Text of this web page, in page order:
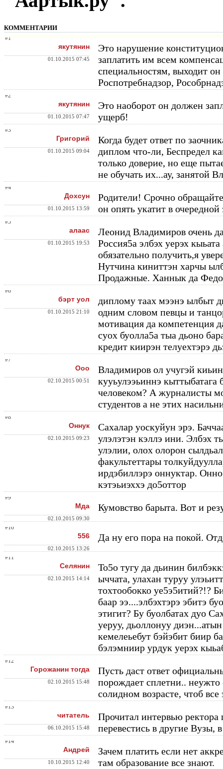
КОММЕНТАРИИ
#1
якутянин
01.10.2015 07:45
Это нарушение
заплатить им всем
специальностям, выходит
Роспотребнадзор,
#2
якутянин
01.10.2015 07:47
Это наоборот он должен
ущерб!
#3
Григорий
01.10.2015 09:04
Когда будет ответ по
диплом что-ли, Беспредел
только доверие, но еще
не обучать их...ау, занятой
#4
Дохсун
01.10.2015 13:59
Родители! Срочно
он опять укатит в очередной
#5
алаас
01.10.2015 19:53
Леонид Владимиров очень
Россия5а элбэх уерэх
обязательно получить,я
Нутчина киниттэн харчы
Продажные. Ханнык да
#6
бэрт уол
01.10.2015 21:10
диплому таах мээнэ ылбыт
одним словом певцы и
мотивация да компетенция
суох буолла5а тыа дьоно
кредит киирэн телуехтэрэ
#7
Ооо
02.10.2015 00:51
Владимиров ол учугэй
кууьулээьиннэ
человеком? А журналисты
студентов а не этих
#8
Оннук
02.10.2015 09:23
Сахалар уоскуйун эрэ.
улэлэтэн кэллэ ини. Элбэх
улэлии, олох олорон
факультеттары
ирдэбиллэрэ оннуктар.
кэтэьиэххэ до5оттор
#9
Мда
02.10.2015 09:30
Кумовство барыта. Вот и
#10
556
02.10.2015 13:26
Да ну его пора на покой.
#11
Селянин
02.10.2015 14:14
То5о тугу да дьинин
ыччата, улахан туруу
тохтообокко уе5э5итий?!?
баар ээ....элбэхтэрэ эбитэ
этигит? Бу буолбатах дуо
уеруу, дьоллонуу
кемелеьебут бэйэбит биир
бэлэмниир урдук уерэх
#12
Горожанин тогда
02.10.2015 15:48
Пусть даст ответ
порождает сплетни.. неужто
солидном возрасте, чтоб
#13
читатель
06.10.2015 15:48
Прочитал интервью ректора
перевестись в другие Вузы,
#14
Андрей
10.10.2015 12:40
Зачем платить если нет
там образование все знают.